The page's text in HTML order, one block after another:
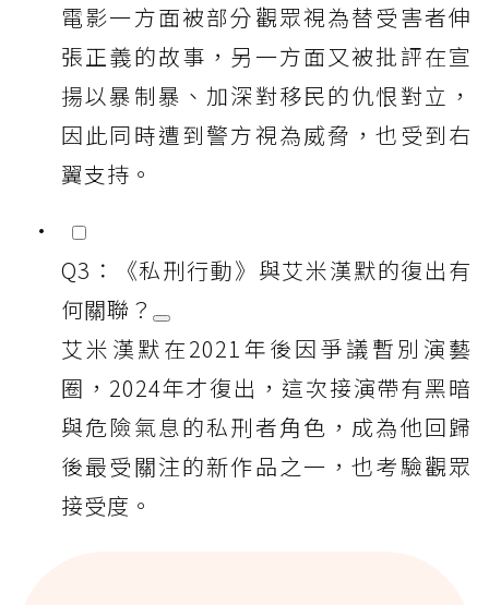
電影一方面被部分觀眾視為替受害者伸
張正義的故事，另一方面又被批評在宣
揚以暴制暴、加深對移民的仇恨對立，
因此同時遭到警方視為威脅，也受到右
翼支持。
Q3：《私刑行動》與艾米漢默的復出有
何關聯？
艾米漢默在2021年後因爭議暫別演藝
圈，2024年才復出，這次接演帶有黑暗
與危險氣息的私刑者角色，成為他回歸
後最受關注的新作品之一，也考驗觀眾
接受度。